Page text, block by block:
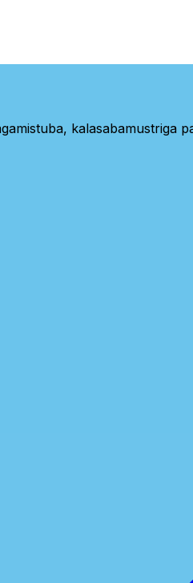
kalasabamustriga